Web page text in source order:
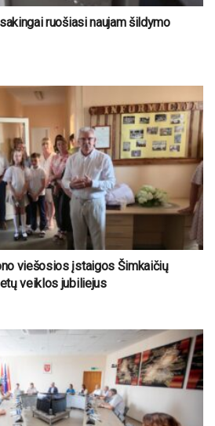
ruošiasi naujam šildymo
viešosios įstaigos Šimkaičių
veiklos jubiliejus